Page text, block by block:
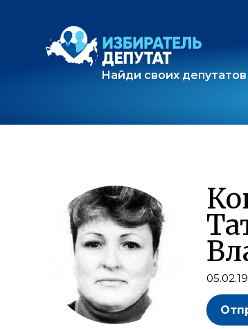
Найди своих депутатов